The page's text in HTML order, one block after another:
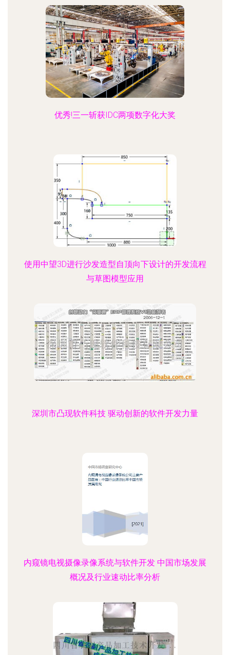
优秀!三一斩获IDC两项数字化大奖
使用中望3D进行沙发造型自顶向下设计的开发流程
与草图模型应用
深圳市凸现软件科技 驱动创新的软件开发力量
内窥镜电视摄像录像系统与软件开发 中国市场发展
概况及行业速动比率分析